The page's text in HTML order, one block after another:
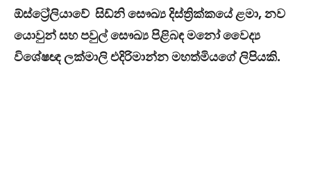
ඕස්ට්‍රේලියාවේ සිඩ්නි සෞඛ්‍ය දිස්ත්‍රික්කයේ ළමා,නව
යොවුන් සහ පවුල් සෞඛ්‍ය පිළිබඳ මනෝ වෛද්‍ය
විශේෂඥ ලක්මාලි එදිරිමාන්න මහත්මියගේ ලිපියකි.